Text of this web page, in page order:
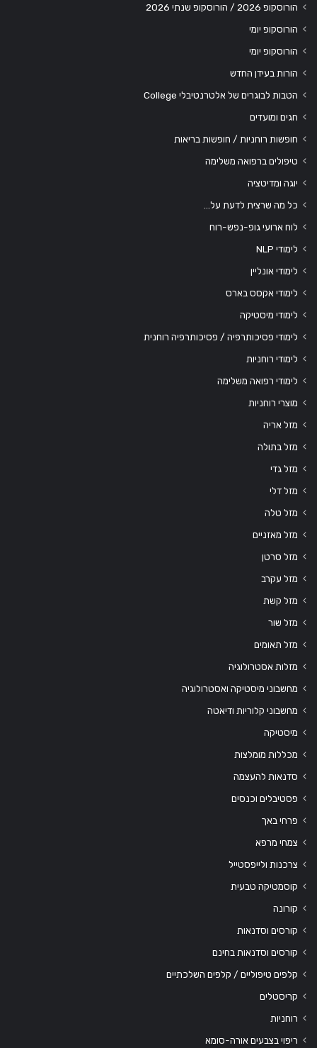
הורוסקופ 2026 / הורוסקופ שנתי 2026
הורוסקופ יומי
הורוסקופ יומי
הורות בעידן החדש
הטבות לבוגרים של אלטרנטיבלי College
חגים ומועדים
חופשות רוחניות / חופשות בריאות
טיפולים ברפואה משלימה
יוגה ומדיטציה
כל מה שרצית לדעת על…
לוח ארועי גופ-נפש-רוח
לימודי NLP
לימודי אונליין
לימודי אקסס בארס
לימודי מיסטיקה
לימודי פסיכותרפיה / פסיכותרפיה רוחנית
לימודי רוחניות
לימודי רפואה משלימה
מוצרי רוחניות
מזל אריה
מזל בתולה
מזל גדי
מזל דלי
מזל טלה
מזל מאזניים
מזל סרטן
מזל עקרב
מזל קשת
מזל שור
מזל תאומים
מזלות אסטרולוגיה
מחשבוני מיסטיקה ואסטרולוגיה
מחשבוני קלוריות ודיאטה
מיסטיקה
מכללות מומלצות
סדנאות להעצמה
פסטיבלים וכנסים
פרחי באך
צמחי מרפא
צרכנות ולייפסטייל
קוסמטיקה טבעית
קורונה
קורסים וסדנאות
קורסים וסדנאות בחינם
קלפים טיפוליים / קלפים השלכתיים
קריסטלים
רוחניות
ריפוי בצבעים אורה-סומא